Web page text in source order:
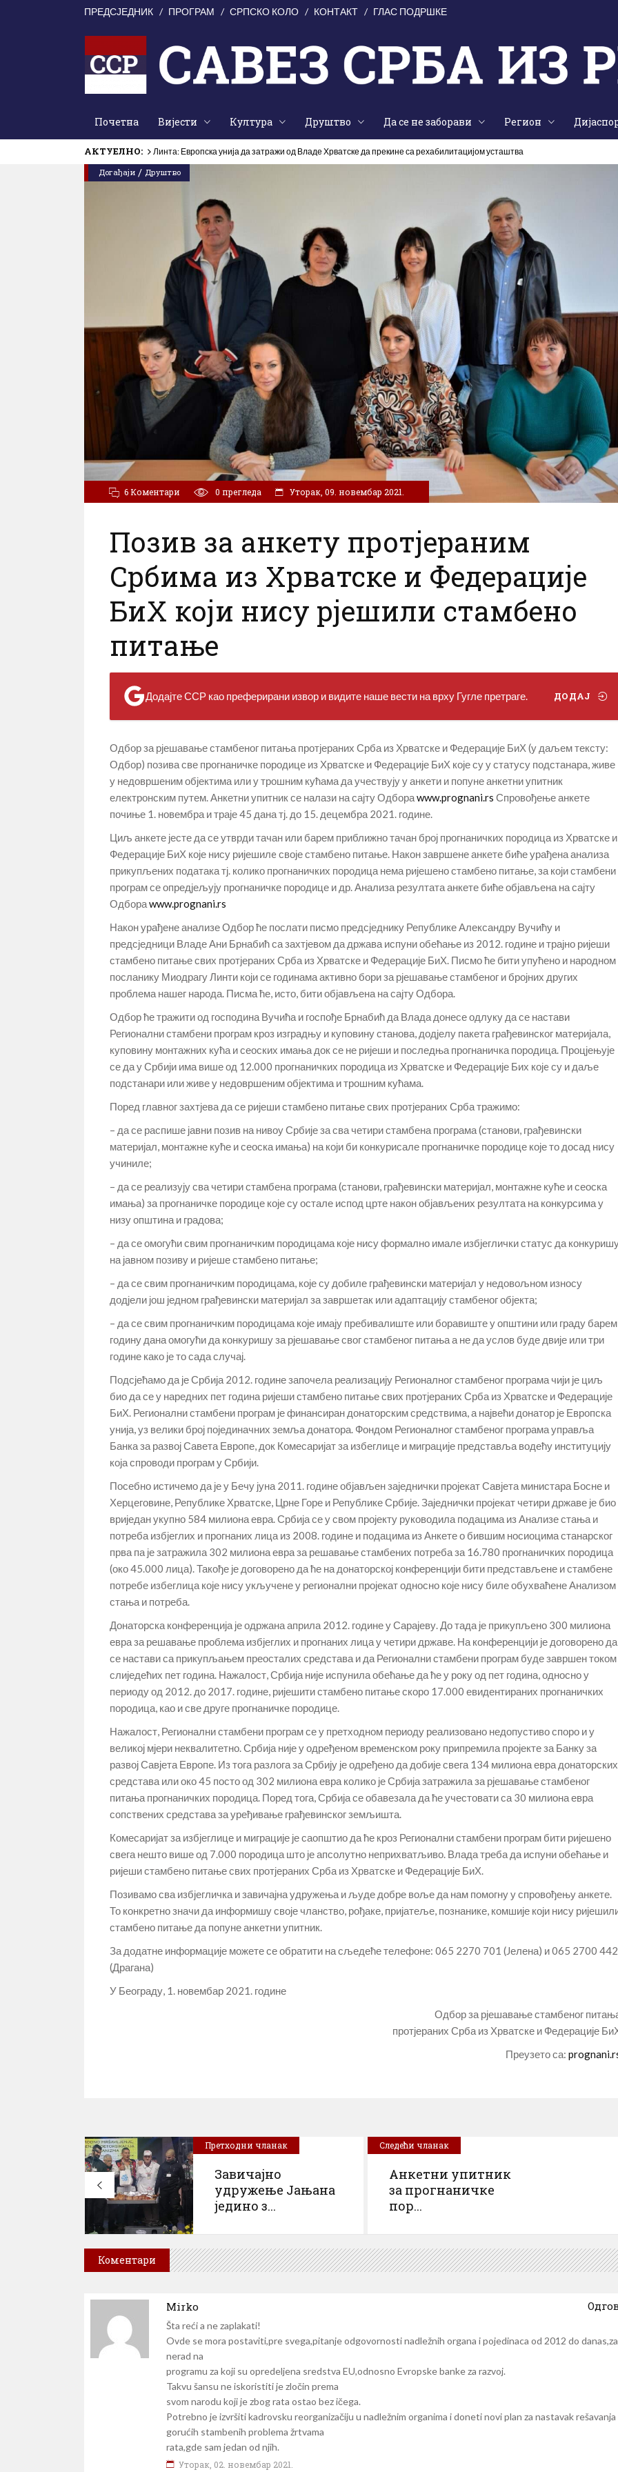
ПРЕДСЈЕДНИК ПРОГРАМ СРПСКО КОЛО КОНТАКТ ГЛАС ПОДРШКЕ
Почетна Вијести Култура Друштво Да се не заборави Регион
АКТУЕЛНО:
Линта: Европска унија да затражи од Владе Хрватске да прекине са рехабилитацијом усташтва
Догађаји / Друштво
6 Коментари 0 прегледа Уторак, 09. новембар 2021.
Позив за анкету протјераним
Србима из Хрватске и Федерације
БиХ који нису рјешили стамбено
питање
Додајте ССР као преферирани извор и видите наше вести на врху Гугле претраге. ДОДАЈ
Одбор за рјешавање стамбеног питања протјераних Срба из Хрватске и Федерације БиХ (у даљем тексту:
Одбор) позива све прогнаничке породице из Хрватске и Федерације БиХ које су у статусу подстанара, живе
у недовршеним објектима или у трошним кућама да учествују у анкети и попуне анкетни упитник
електронским путем. Анкетни упитник се налази на сајту Одбораwww.prognani.rs Спровођење анкете
почиње 1. новембра и траје 45 дана тј. до 15. децембра 2021. године.
Циљ анкете јесте да се утврди тачан или барем приближно тачан број прогнаничких породица из Хрватске и
Федерације БиХ које нису ријешилe своје стамбено питање. Након завршене анкете биће урађена анализа
прикупљених података тј. колико прогнаничких породица нема ријешено стамбено питање, за који стамбени
програм се опредјељују прогнаничке породице и др. Анализа резултата анкете биће објављена на сајту
Одбораwww.prognani.rs
Након урађене анализе Одбор ће послати писмо предсједнику Републике Александру Вучићу и
предсједници Владе Ани Брнабић са захтјевом да држава испуни обећање из 2012. године и трајно ријеши
стамбено питање свих протјераних Срба из Хрватске и Федерације БиХ. Писмо ће бити упућено и народном
посланику Миодрагу Линти који се годинама активно бори за рјешавање стамбеног и бројних других
проблема нашег народа. Писма ће, исто, бити објављена на сајту Одбора.
Одбор ће тражити од господина Вучића и госпође Брнабић да Влада донесе одлуку да се настави
Регионални стамбени програм кроз изградњу и куповину станова, додјелу пакета грађевинског материјала,
куповину монтажних кућа и сеоских имања док се не ријеши и последња прогнаничка породица. Процјењује
се да у Србији има више од 12.000 прогнаничких породица из Хрватске и Федерације Бих којe су и даље
подстанари или живе у недовршеним објектима и трошним кућама.
Поред главног захтјева да се ријеши стамбено питање свих протјераних Срба тражимо:
– да се распише јавни позив на нивоу Србије за сва четири стамбена програма (станови, грађевински
материјал, монтажне куће и сеоска имања) на који би конкурисале прогнаничке породице које то досад нису
учиниле;
– да се реализују сва четири стамбена програма (станови, грађевински материјал, монтажне куће и сеоска
имања) за прогнаничке породице које су остале испод црте након објављених резултата на конкурсима у
низу општина и градова;
– да се омогући свим прогнаничким породицама које нису формално имале избјеглички статус да
на јавном позиву и ријеше стамбено питање;
– да се свим прогнаничким породицама, које су добиле грађевински материјал у недовољном износу
додјели још једном грађевински материјал за завршетак или адаптацију стамбеног објекта;
– да се свим прогнаничким породицама које имају пребивалиште или боравиште у општини или граду барем
годину дана омогући да конкуришу за рјешавање свог стамбеног питања а не да услов буде двије или три
године како је то сада случај.
Подсјећамо да је Србија 2012. године започела реализацију Регионалног стамбеног програма чији је циљ
био да се у наредних пет година ријеши стамбено питање свих протјераних Срба из Хрватске и Федерације
БиХ. Регионални стамбени програм је финансиран донаторским средствима, а највећи донатор је Европска
унија, уз велики број појединачних земља донатора. Фондом Регионалног стамбеног програма управља
Банка за развој Савета Европе, док Комесаријат за избеглице и миграције представља водећу институцију
која спроводи програм у Србији.
Посебно истичемо да је у Бечу јуна 2011. године објављен заједнички пројекат Савјета министара Босне и
Херцеговине, Републике Хрватске, Црне Горе и Републике Србије. Заједнички пројекат четири државе је био
вриједан укупно 584 милиона евра. Србија се у свом пројекту руководила подацима из Анализе стања и
потреба избјеглих и прогнаних лица из 2008. године и подацима из Анкете о бившим носиоцима станарског
прва па је затражила 302 милиона евра за решавање стамбених потреба за 16.780 прогнаничких породица
(око 45.000 лица). Такође је договорено да ће на донаторској конференцији бити представљене и стамбене
потребе избеглица које нису укључене у регионални пројекат односно које нису биле обухваћене Анализом
стања и потреба.
Донаторска конференција је одржана априла 2012. године у Сарајеву. До тада је прикупљено 300 милиона
евра за решавање проблема избјеглих и прогнаних лица у четири државе. На конференцији је договорено да
се настави са прикупљањем преосталих средстава и да Регионални стамбени програм буде завршен током
слиједећих пет година. Нажалост, Србија није испунила обећање да ће у року од пет година, односно у
периоду од 2012. до 2017. године, ријешити стамбено питање скоро 17.000 евидентираних прогнаничких
породица, као и све друге прогнаничке породице.
Нажалост, Регионални стамбени програм се у претходном периоду реализовано недопустиво споро и у
великој мјери неквалитетно. Србија није у одређеном временском року припремила пројекте за Банку за
развој Савјета Европе. Из тога разлога за Србију је одређено да добије свега 134 милиона евра донаторских
средстава или око 45 посто од 302 милиона евра колико је Србија затражила за рјешавање стамбеног
питања прогнаничких породица. Поред тога, Србија се обавезала да ће учестовати са 30 милиона евра
сопствених средстава за уређивање грађевинског земљишта.
Комесаријат за избјеглице и миграције је саопштио да ће кроз Регионални стамбени програм бити ријешено
свега нешто више од 7.000 породица што је апсолутно неприхватљиво. Влада треба да испуни обећање и
ријеши стамбено питање свих протјераних Срба из Хрватске и Федерације БиХ.
Позивамо сва избјегличка и завичајна удружења и људе добре воље да нам помогну у спровођењу анкете.
То конкретно значи да информишу своје чланство, рођаке, пријатеље, познанике, комшије који нису
стамбено питање да попуне анкетни упитник.
За додатне информације можете се обратити на сљедеће телефоне: 065 2270 701 (Jелена) и 065 2700 442
(Драгана)
У Београду, 1. новембар 2021. године
Одбор за рјешавање стамбеног
протјераних Срба из Хрватске и Федерације
Преузето са:
Претходни чланак
Завичајно
удружење Јањана
једино з...
Следећи чланак
Анкетни упитник
за прогнаничке
пор...
Коментари
Mirko
Šta reći a ne zaplakati!
Ovde se mora postaviti,pre svega,pitanje odgovornosti nadležnih organa i pojedinaca od 2012 do danas,za
nerad na
programu za koji su opredeljena sredstva EU,odnosno Evropske banke za razvoj.
Takvu šansu ne iskoristiti je zločin prema
svom narodu koji je zbog rata ostao bez ičega.
Potrebno je izvršiti kadrovsku reorganizačiju u nadležnim organima i doneti novi plan za nastavak rešavanja
gorućih stambenih problema žrtvama
rata,gde sam jedan od njih.
Уторак, 02. новембар 2021.